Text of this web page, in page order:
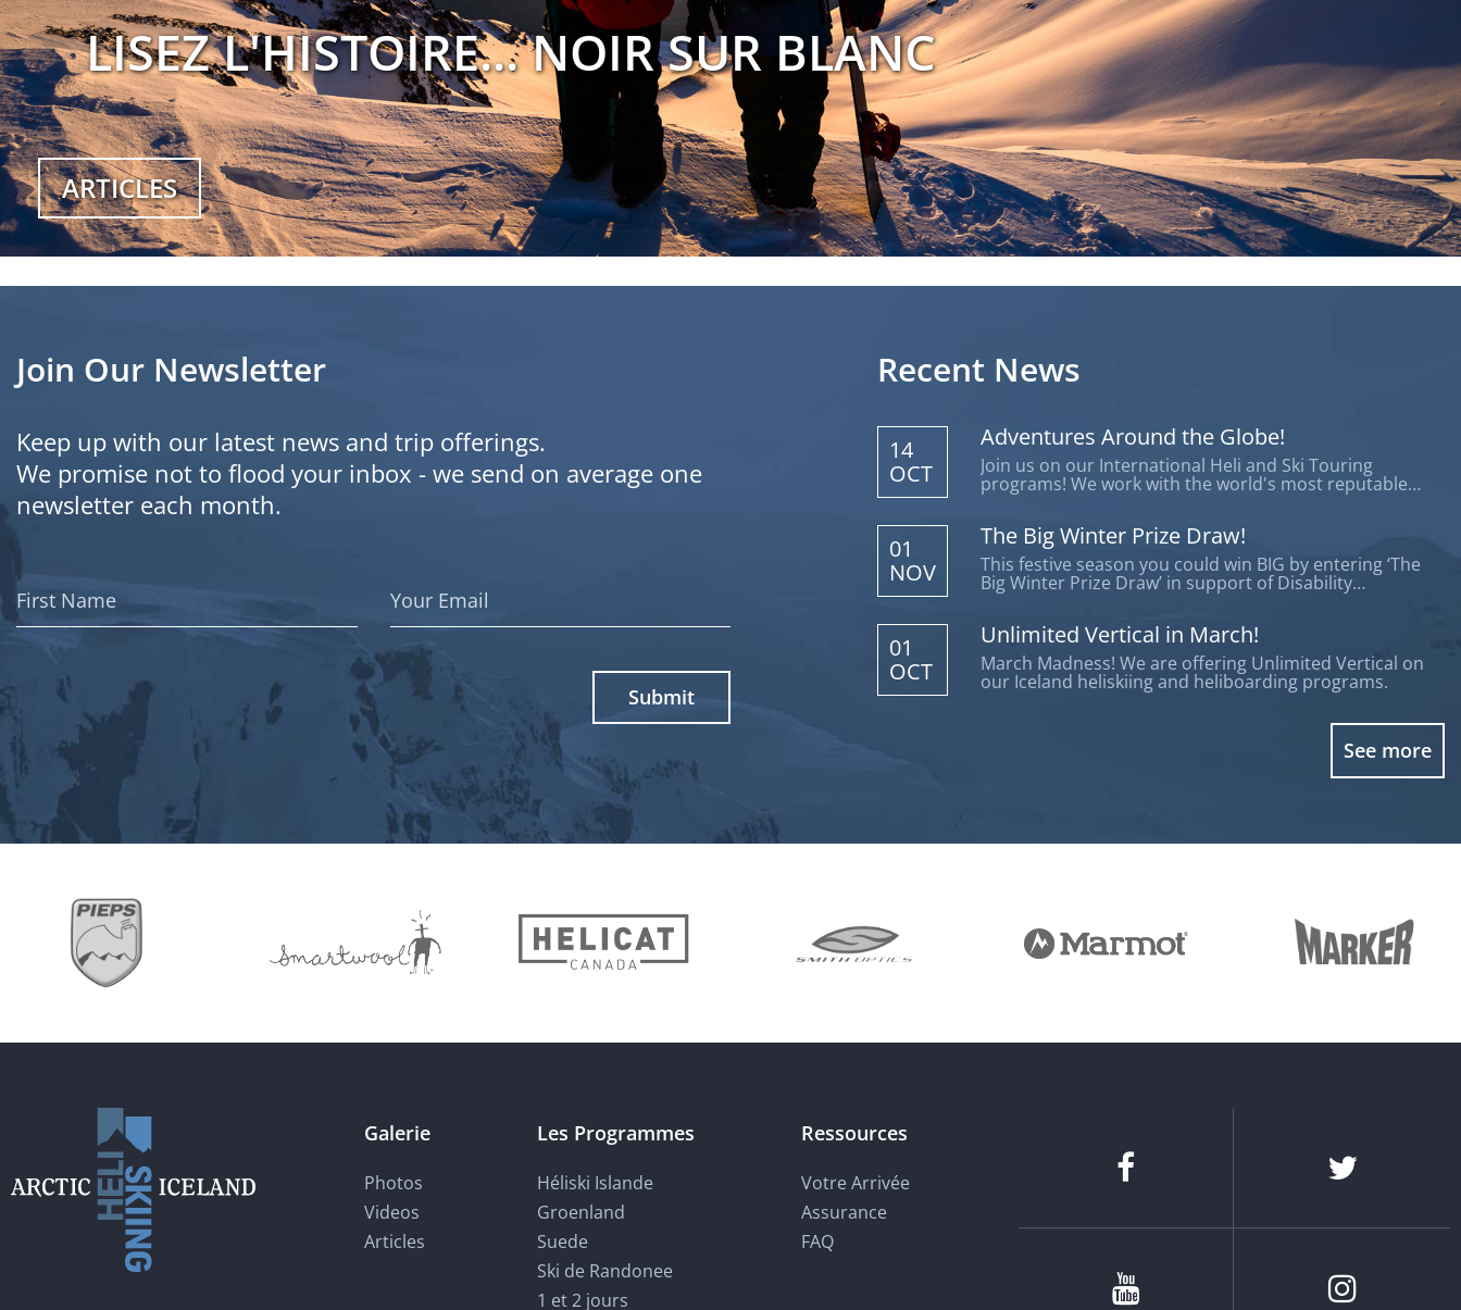
LISEZ L'HISTOIRE... NOIR SUR BLANC
ARTICLES
Join Our Newsletter
Keep up with our latest news and trip offerings.
We promise not to flood your inbox - we send on average one
newsletter each month.
First
Name
Address
Recent News
14
OCT
Adventures Around the Globe!
Join us on our International Heli and Ski Touring
programs! We work with the world's most reputable
operators offering trips around the globe.
01
NOV
The Big Winter Prize Draw!
This festive season you could win BIG by entering ‘The
Big Winter Prize Draw’ in support of Disability
Snowsport UK.
01
OCT
Unlimited Vertical in March!
March Madness! We are offering Unlimited Vertical on
our Iceland heliskiing and heliboarding programs.
See more
Galerie
Photos
Videos
Articles
Les Programmes
Héliski Islande
Groenland
Suede
Ski de Randonee
1 et 2 jours
Ressources
Votre Arrivée
Assurance
FAQ
Facebook Twitter
Youtube Instagram